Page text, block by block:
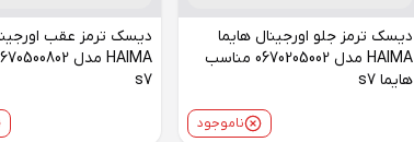
دیسک ترمز جلو اورجینال هایما
HAIMA مدل 0670205002 مناسب
هایما s7
ناموجود
دیسک ترمز عقب
s7